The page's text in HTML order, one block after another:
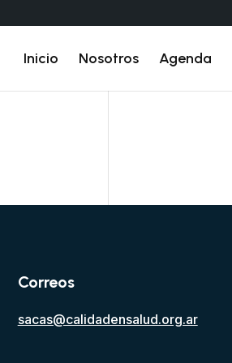
Inicio Nosotros Agenda
Correos
sacas@calidadensalud.org.ar